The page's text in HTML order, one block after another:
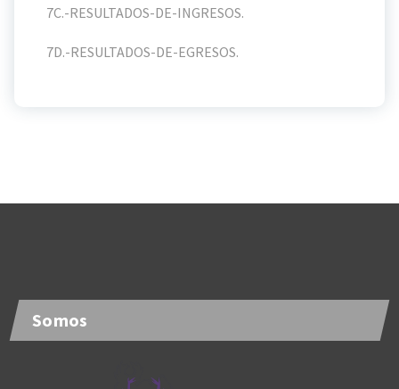
7C.-RESULTADOS-DE-INGRESOS.
7D.-RESULTADOS-DE-EGRESOS.
Somos